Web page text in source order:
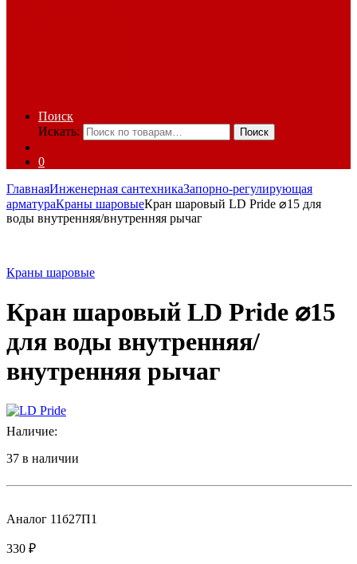
Поиск
Искать:
Поиск
0
ГлавнаяИнженерная сантехникаЗапорно-регулирующая
арматураКраны шаровыеКран шаровый LD Pride ⌀15 для
воды внутренняя/внутренняя рычаг
Краны шаровые
Кран шаровый LD Pride ⌀15
для воды внутренняя/
внутренняя рычаг
Наличие:
37 в наличии
Аналог 11б27П1
330 ₽